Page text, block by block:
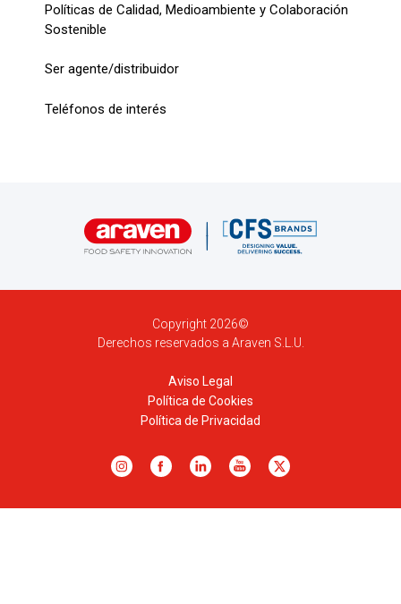
Políticas de Calidad, Medioambiente y Colaboración
Sostenible
Ser agente/distribuidor
Teléfonos de interés
Copyright 2026©
Derechos reservados a Araven S.L.U.
Aviso Legal
Política de Cookies
Política de Privacidad